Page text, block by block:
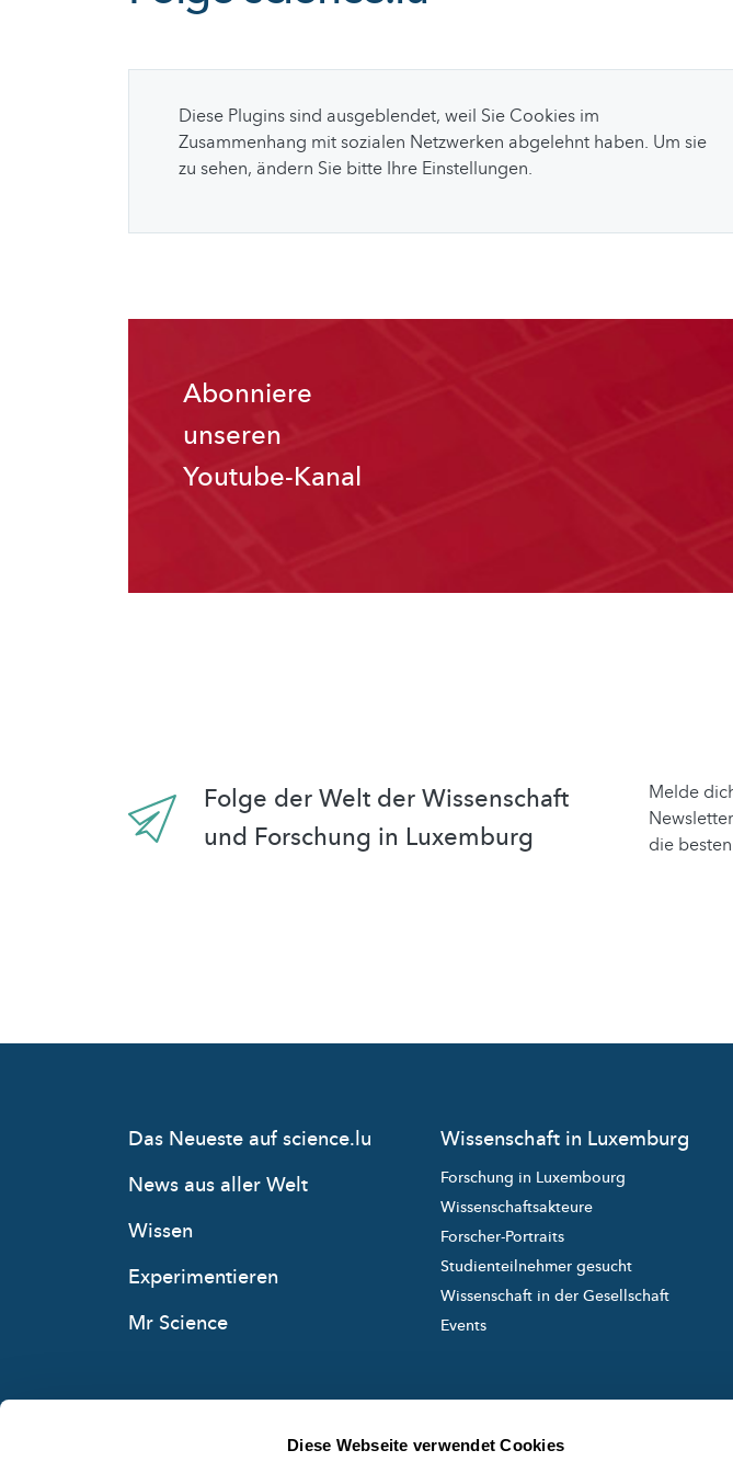
Diese Webseite verwendet Cookies
Diese Plugins sind ausgeblendet, weil Sie Cookies im
Zusammenhang mit sozialen Netzwerken abgelehnt haben. Um sie
zu sehen, ändern Sie bitte Ihre Einstellungen.
Abonniere
unseren
Youtube-Kanal
Folge der Welt der Wissenschaft
und Forschung in Luxemburg
Melde
die
Das Neueste auf science.lu
News aus aller Welt
Wissen
Experimentieren
Mr Science
Wissenschaft in Luxemburg
Forschung in Luxembourg
Wissenschaftsakteure
Forscher-Portraits
Studienteilnehmer gesucht
Wissenschaft in der Gesellschaft
Events